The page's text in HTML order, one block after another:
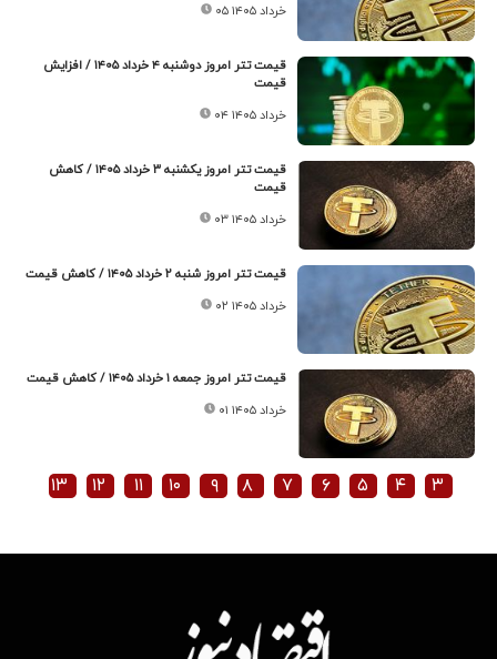
۰۵ خرداد ۱۴۰۵
قیمت تتر امروز دوشنبه ۴ خرداد ۱۴۰۵ / افزایش
قیمت
۰۴ خرداد ۱۴۰۵
قیمت تتر امروز یکشنبه ۳ خرداد ۱۴۰۵ / کاهش
قیمت
۰۳ خرداد ۱۴۰۵
قیمت تتر امروز شنبه ۲ خرداد ۱۴۰۵ / کاهش قیمت
۰۲ خرداد ۱۴۰۵
قیمت تتر امروز جمعه ۱ خرداد ۱۴۰۵ / کاهش قیمت
۰۱ خرداد ۱۴۰۵
۳ ۴ ۵ ۶ ۷ ۸ ۹ ۱۰ ۱۱ ۱۲ ۱۳